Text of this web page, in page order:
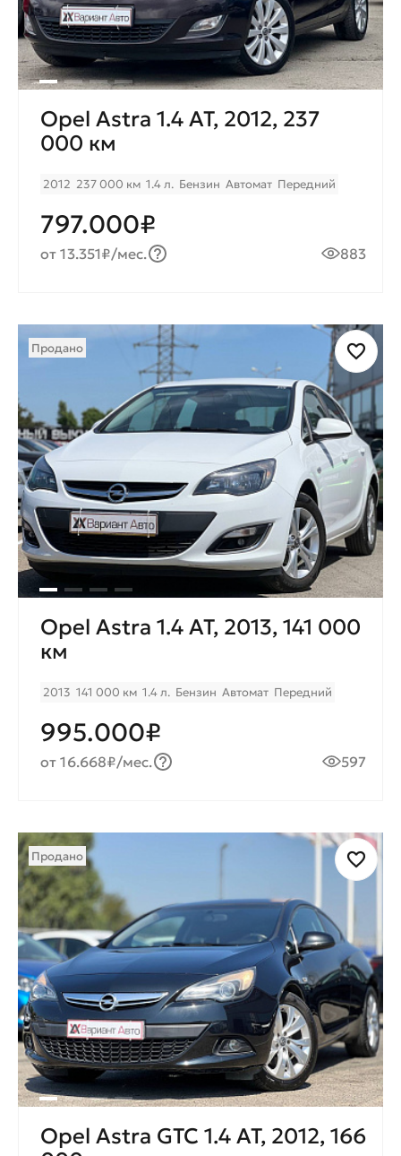
Opel Astra 1.4 AT, 2012, 237
000 км
2012 237 000 км 1.4 л. Бензин Автомат Передний
797.000₽
от 13.351₽/мес. 883
Продано
Opel Astra 1.4 AT, 2013, 141 000
км
2013 141 000 км 1.4 л. Бензин Автомат Передний
995.000₽
от 16.668₽/мес. 597
Продано
Opel Astra GTC 1.4 AT, 2012, 166